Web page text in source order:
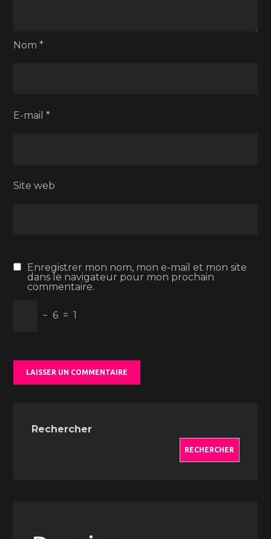
Nom*
E-mail*
Site web
Enregistrer mon nom, mon e-mail et mon site
dans le navigateur pour mon prochain
commentaire.
− 6 = 1
Rechercher
RECHERCHER